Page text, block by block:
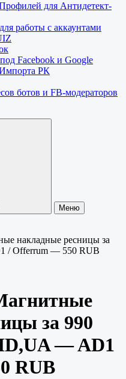
для Антидетект-
работы с аккаунтами
Facebook и Google
РК
ботов и FB-модераторов
Меню
накладные ресницы за
/ Offerrum — 550 RUB
за 990
— AD1
RUB